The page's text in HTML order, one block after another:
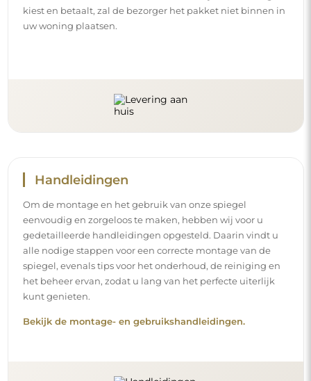
Bekijk de montage- en gebruikshandleidingen.
Blijf op de hoogte van ons nieuws, inspiraties en
promoties, ontdek de nieuwste interieurtrends en vind
ideeën voor mooie interieurs. Sluit u aan bij onze
gemeenschap en ontdek wat wij speciaal voor u in petto
hebben!